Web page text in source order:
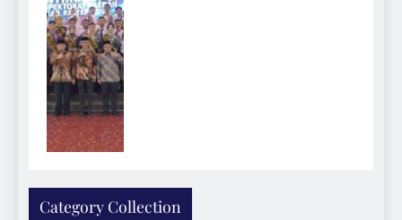
Category Collection